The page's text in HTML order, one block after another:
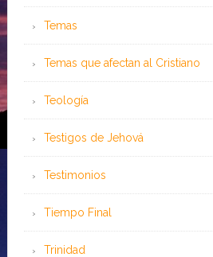
Temas
Temas que afectan al Cristiano
Teología
Testigos de Jehová
Testimonios
Tiempo Final
Trinidad